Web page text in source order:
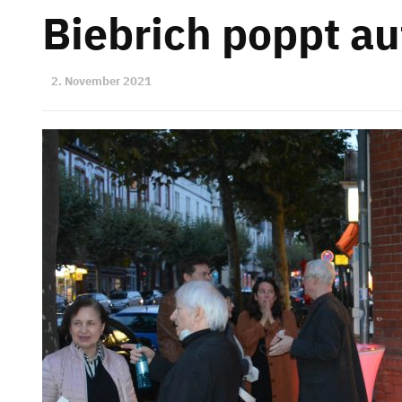
Biebrich poppt
2. November 2021